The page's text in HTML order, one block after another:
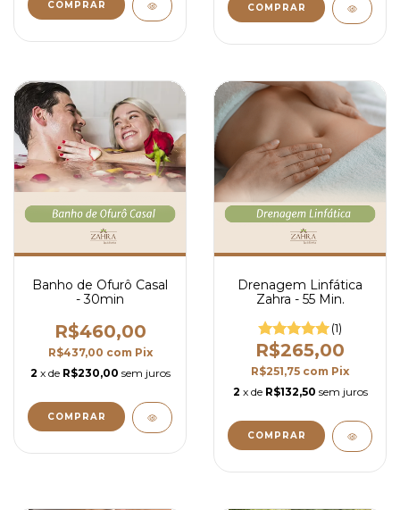
Banho de Ofurô Casal
- 30min
R$460,00
R$437,00 com Pix
2 x de R$230,00 sem juros
Drenagem Linfática
Zahra - 55 Min.
(1)
R$265,00
R$251,75 com Pix
2 x de R$132,50 sem juros